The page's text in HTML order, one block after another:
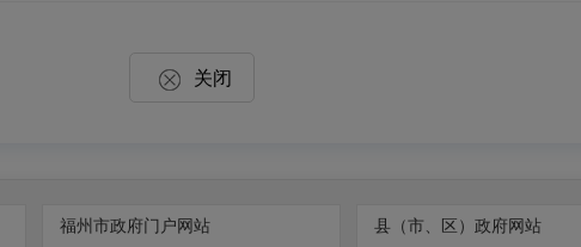
关闭
福州市政府门户网站 县（市、区）政府网站